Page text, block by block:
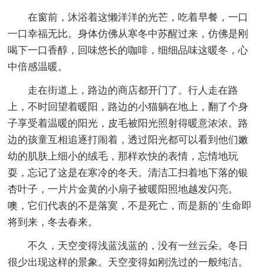
在窗前，沐浴着这懒洋洋的光芒，吃着早餐，一口
一口幸福无比。身体仿佛从寒冬中苏醒过来，仿佛是刚
喝下一口香醇，回味悠长的咖啡，细细品味这暖冬，心
中倍感温暖。
走在街道上，路边的商店都开门了。行人走在路
上，不时回望着暖阳，路边的小猫躺在地上，翻了个身
子享受着温暖的阳光，皮毛被阳光照射得暖意浓浓。路
边的孩童互相追逐打闹着，透过阳光都可以看到他们嫩
幼的肌肤上细小的绒毛，那样欢快的表情，忘情地玩
耍，忘记了这是在寒冷的冬天。清洁工扫着地下落的银
杏叶子，一片片金黄的小扇子被暖阳照地越发闪亮。
噢，它们代表的不是落寞，不是死亡，而是新的`生命即
将到来，冬去春来。
不久，天空变得浅蓝浅蓝的，没有一丝云朵。冬日
很少出现这样的景象。天空变得如刚洗过的一般纯洁。